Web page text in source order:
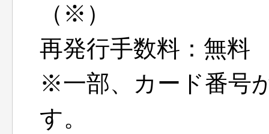
（※）
再発行手数料：無料
※一部、カード番号
す。